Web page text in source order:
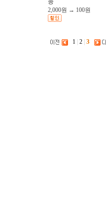
종
2,000원 → 100원
1 2 3